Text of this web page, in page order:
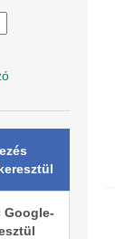
Google-